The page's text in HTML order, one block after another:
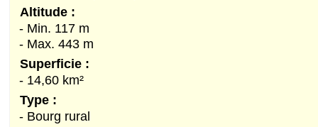
Altitude :
- Min. 117 m
- Max. 443 m
Superficie :
- 14,60 km²
Type :
- Bourg rural